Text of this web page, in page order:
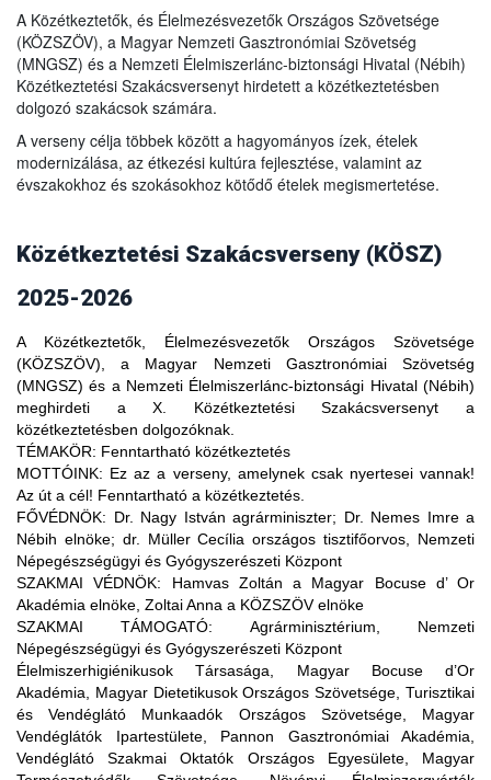
A Közétkeztetők, és Élelmezésvezetők Országos Szövetsége
(KÖZSZÖV), a Magyar Nemzeti Gasztronómiai Szövetség
(MNGSZ) és a Nemzeti Élelmiszerlánc-biztonsági Hivatal (Nébih)
Közétkeztetési Szakácsversenyt hirdetett a közétkeztetésben
dolgozó szakácsok számára.
A verseny célja többek között a hagyományos ízek, ételek
modernizálása, az étkezési kultúra fejlesztése, valamint az
évszakokhoz és szokásokhoz kötődő ételek megismertetése.
Közétkeztetési Szakácsverseny (KÖSZ)
2025-2026
A Közétkeztetők, Élelmezésvezetők Országos Szövetsége
(KÖZSZÖV), a Magyar Nemzeti Gasztronómiai Szövetség
(MNGSZ) és a Nemzeti Élelmiszerlánc-biztonsági Hivatal (Nébih)
meghirdeti a X. Közétkeztetési Szakácsversenyt a
közétkeztetésben dolgozóknak.
TÉMAKÖR: Fenntartható közétkeztetés
MOTTÓINK: Ez az a verseny, amelynek csak nyertesei vannak!
Az út a cél! Fenntartható a közétkeztetés.
FŐVÉDNÖK: Dr. Nagy István agrárminiszter; Dr. Nemes Imre a
Nébih elnöke; dr. Müller Cecília országos tisztifőorvos, Nemzeti
Népegészségügyi és Gyógyszerészeti Központ
SZAKMAI VÉDNÖK: Hamvas Zoltán a Magyar Bocuse d’ Or
Akadémia elnöke, Zoltai Anna a KÖZSZÖV elnöke
SZAKMAI TÁMOGATÓ: Agrárminisztérium, Nemzeti
Népegészségügyi és Gyógyszerészeti Központ
Élelmiszerhigiénikusok Társasága, Magyar Bocuse d’Or
Akadémia, Magyar Dietetikusok Országos Szövetsége, Turisztikai
és Vendéglátó Munkaadók Országos Szövetsége, Magyar
Vendéglátók Ipartestülete, Pannon Gasztronómiai Akadémia,
Vendéglátó Szakmai Oktatók Országos Egyesülete, Magyar
A versennyel kapcsolatos kérdésekkel a szervezők
kereshetők.
Közétkeztetők, Élelmezésvezetők Országos Szövetsége
(KÖZSZÖV) nevében:
Zoltai Anna (tel: 30-499-1805, e-mail:
zoltai.anna@kozszov.hu
Végh Tamás (tel: 20-852-7699, e-mail:
vegh.tamas@hungast.hu
Némedi József (tel: 30-459-6570, e-mail:
nemedi.jozsef@kozszov.hu
Az érdeklődőket a levelükben megadott telefonszámon a
szervezők visszahívják, vagy a megadott e-mail címre választ
írnak.